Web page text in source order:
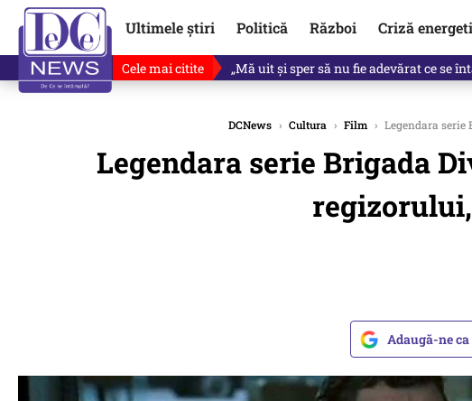
Ultimele știri Politică Război Criză
Cele mai citite Ce se întâmplă cu primul buletin
DCNews › Cultura › Film › Legendara serie
Legendara serie Brigada
Adaugă-ne